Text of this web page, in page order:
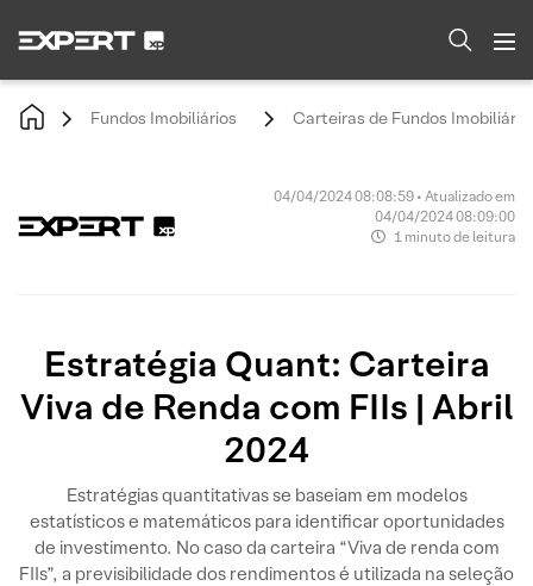
Fundos Imobiliários Carteiras de Fundos
04/04/2024 08:08:59 • Atualizado em
04/04/2024 08:09:00
1 minuto de leitura
Estratégia Quant: Carteira
Viva de Renda com FIIs | Abril
2024
Estratégias quantitativas se baseiam em modelos
estatísticos e matemáticos para identificar oportunidades
de investimento. No caso da carteira “Viva de renda com
FIIs”, a previsibilidade dos rendimentos é utilizada na seleção